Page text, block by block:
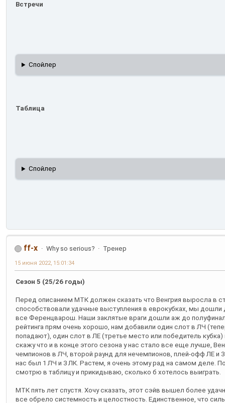
Встречи
Спойлер
Таблица
Спойлер
ff-x Why so serious? Тренер
15 июня 2022, 15:01:34
Сезон 5 (25/26 годы)
Перед описанием МТК должен сказать что Венгрия выросла в
способствовали удачные выступления в еврокубках, мы
все Ференцварош. Наши заклятые враги дошли аж до
рейтинга прям очень хорошо, нам добавили один слот в ЛЧ
попадают), один слот в ЛЕ (третье место или победитель кубка)
скажу что и в конце этого сезона у нас стало все еще лучше,
чемпионов в ЛЧ, второй раунд для нечемпионов, плей-офф ЛЕ и 3
нас был 1 ЛЧ и 3 ЛК. Растем, я очень этому рад на самом деле.
смотрю в таблицу и прикидываю, сколько б хотелось выиграть.
МТК пять лет спустя. Хочу сказать, этот сэйв вышел более
все обрело системность и целостность. Единственное, что